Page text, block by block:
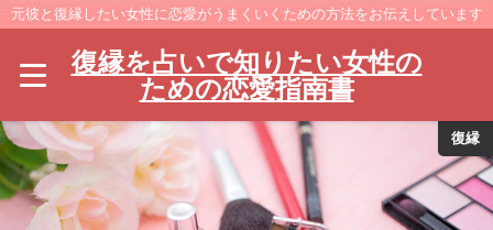
元彼と復縁したい女性に恋愛がうまくいくための方法をお伝えしています
復縁を占いで知りたい女性の
ための恋愛指南書
復縁